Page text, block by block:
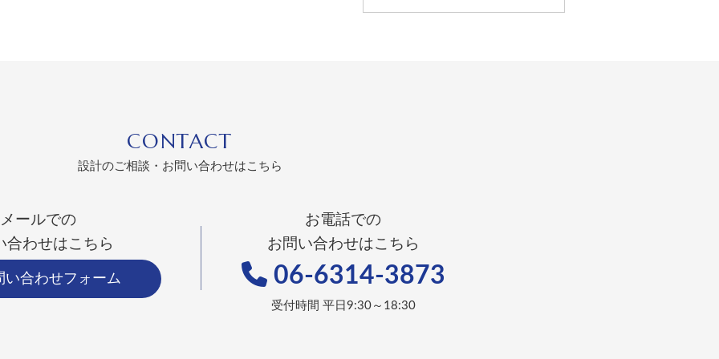
CONTACT
設計のご相談・お問い合わせはこちら
メールでの
合わせはこちら
合わせフォーム
お電話での
お問い合わせはこちら
06-6314-3873
受付時間 平日9:30～18:30